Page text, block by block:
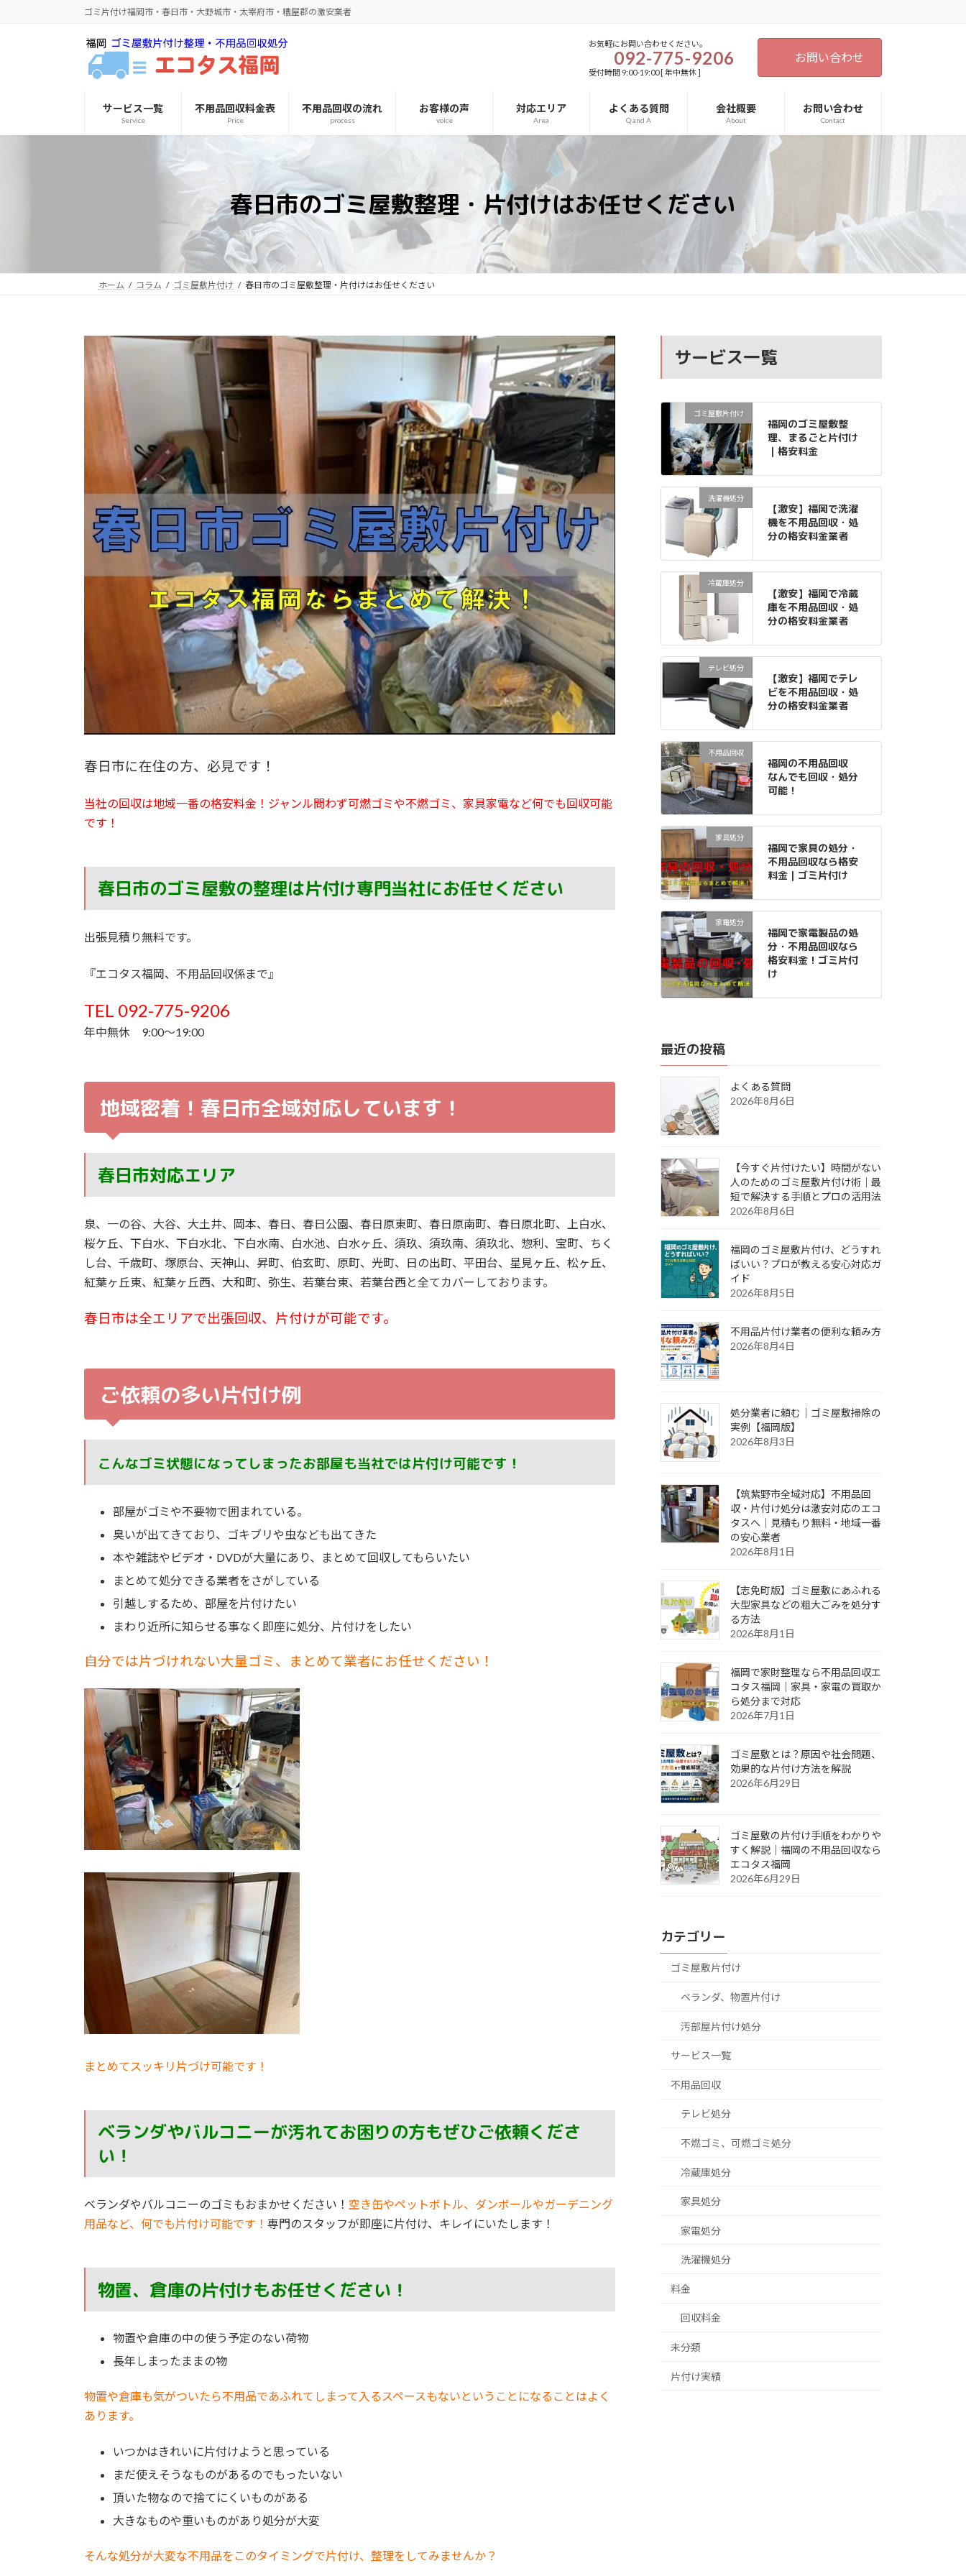
ゴミ片付け福岡市・春日市・大野城市・太宰府市・糟屋郡の激安業者
お気軽にお問い合わせください。
092-775-9206
受付時間 9:00-19:00 [ 年中無休 ]
お問い合わせ
サービス一覧
Service
不用品回収料金表
Price
不用品回収の流れ
process
お客様の声
voice
対応エリア
Area
よくある質問
Q and A
会社概要
About
お問い合わせ
Contact
春日市のゴミ屋敷整理・片付けはお任せください
ホーム コラム ゴミ屋敷片付け 春日市のゴミ屋敷整理・片付けはお任せください
春日市に在住の方、必見です！
当社の回収は地域一番の格安料金！ジャンル問わず可燃ゴミや不燃ゴミ、家具家電など何でも回収可能
です！
春日市のゴミ屋敷の整理は片付け専門当社にお任せください
出張見積り無料です。
『エコタス福岡、不用品回収係まで』
TEL 092-775-9206
年中無休 9:00～19:00
地域密着！春日市全域対応しています！
春日市対応エリア
泉、一の谷、大谷、大土井、岡本、春日、春日公園、春日原東町、春日原南町、春日原北町、上白水、
桜ケ丘、下白水、下白水北、下白水南、白水池、白水ヶ丘、須玖、須玖南、須玖北、惣利、宝町、ちく
し台、千歳町、塚原台、天神山、昇町、伯玄町、原町、光町、日の出町、平田台、星見ヶ丘、松ヶ丘、
紅葉ヶ丘東、紅葉ヶ丘西、大和町、弥生、若葉台東、若葉台西と全てカバーしております。
春日市は全エリアで出張回収、片付けが可能です。
ご依頼の多い片付け例
こんなゴミ状態になってしまったお部屋も当社では片付け可能です！
部屋がゴミや不要物で囲まれている。
臭いが出てきており、ゴキブリや虫なども出てきた
本や雑誌やビデオ・DVDが大量にあり、まとめて回収してもらいたい
まとめて処分できる業者をさがしている
引越しするため、部屋を片付けたい
まわり近所に知らせる事なく即座に処分、片付けをしたい
自分では片づけれない大量ゴミ、まとめて業者にお任せください！
まとめてスッキリ片づけ可能です！
ベランダやバルコニーが汚れてお困りの方もぜひご依頼くださ
い！
ベランダやバルコニーのゴミもおまかせください！ 空き缶やペットボトル、ダンボールやガーデニング
用品など、何でも片付け可能です！ 専門のスタッフが即座に片付け、キレイにいたします！
物置、倉庫の片付けもお任せください！
物置や倉庫の中の使う予定のない荷物
長年しまったままの物
物置や倉庫も気がついたら不用品であふれてしまって入るスペースもないということになることはよく
あります。
いつかはきれいに片付けようと思っている
まだ使えそうなものがあるのでもったいない
頂いた物なので捨てにくいものがある
大きなものや重いものがあり処分が大変
そんな処分が大変な不用品をこのタイミングで片付け、整理をしてみませんか？
サービス一覧
ゴミ屋敷片付け
福岡のゴミ屋敷整
理、まるごと片付け
｜格安料金
洗濯機処分
【激安】福岡で洗濯
機を不用品回収・処
分の格安料金業者
冷蔵庫処分
【激安】福岡で冷蔵
庫を不用品回収・処
分の格安料金業者
テレビ処分
【激安】福岡でテレ
ビを不用品回収・処
分の格安料金業者
不用品回収
福岡の不用品回収
なんでも回収・処分
可能！
家具処分
福岡で家具の処分・
不用品回収なら格安
料金｜ゴミ片付け
家電処分
福岡で家電製品の処
分・不用品回収なら
格安料金！ゴミ片付
け
最近の投稿
よくある質問
2026年8月6日
【今すぐ片付けたい】時間がない
人のためのゴミ屋敷片付け術｜最
短で解決する手順とプロの活用法
2026年8月6日
福岡のゴミ屋敷片付け、どうすれ
ばいい？プロが教える安心対応ガ
イド
2026年8月5日
不用品片付け業者の便利な頼み方
2026年8月4日
処分業者に頼む｜ゴミ屋敷掃除の
実例【福岡版】
2026年8月3日
【筑紫野市全域対応】不用品回
収・片付け処分は激安対応のエコ
タスへ｜見積もり無料・地域一番
の安心業者
2026年8月1日
【志免町版】ゴミ屋敷にあふれる
大型家具などの粗大ごみを処分す
る方法
2026年8月1日
福岡で家財整理なら不用品回収エ
コタス福岡｜家具・家電の買取か
ら処分まで対応
2026年7月1日
ゴミ屋敷とは？原因や社会問題、
効果的な片付け方法を解説
2026年6月29日
ゴミ屋敷の片付け手順をわかりや
すく解説｜福岡の不用品回収なら
エコタス福岡
2026年6月29日
カテゴリー
ゴミ屋敷片付け
ベランダ、物置片付け
汚部屋片付け処分
サービス一覧
不用品回収
テレビ処分
不燃ゴミ、可燃ゴミ処分
冷蔵庫処分
家具処分
家電処分
洗濯機処分
料金
回収料金
未分類
片付け実績